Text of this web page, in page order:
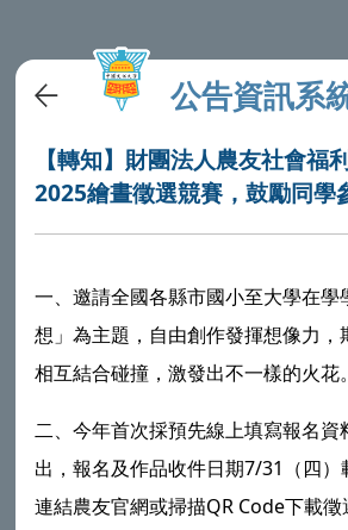
公告資訊系
【轉知】財團法人農友社會福
2025繪晝徵選競賽，鼓勵同學
一、邀請全國各縣市國小至大學在學
想」為主題，自由創作發揮想像力，
相互結合碰撞，激發出不一樣的火花。
二、今年首次採預先線上填寫報名資
出，報名及作品收件日期7/31（四
連結農友官網或掃描QR Code下載